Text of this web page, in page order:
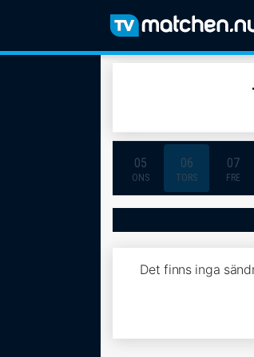
05
ONS
06
TORS
07
FRE
Det finns inga